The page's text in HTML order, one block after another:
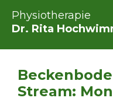
Physiotherapie
Dr. Rita
Stream: